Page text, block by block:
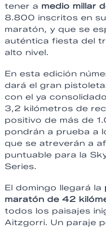
tener a medio millar
8.800 inscritos en
maratón, y que se
auténtica fiesta del
alto nivel.
En esta edición
dará el gran
con el ya consolidado
3,2 kilómetros de
positivo de más de
pondrán a prueba a
que se atreverán a
puntuable para la
Series.
El domingo llegará la
maratón de 42
todos los paisajes
Aitzgorri. Un paraje